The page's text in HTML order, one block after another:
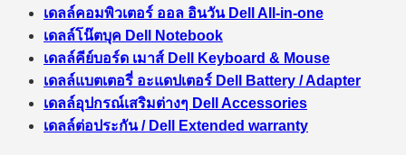
เดลล์คอมพิวเตอร์ ออล อินวัน Dell All-in-one
เดลล์โน๊ตบุค Dell Notebook
เดลล์คีย์บอร์ด เมาส์ Dell Keyboard & Mouse
เดลล์แบตเตอรี่ อะแดปเตอร์ Dell Battery / Adapter
เดลล์อุปกรณ์เสริมต่างๆ Dell Accessories
เดลล์ต่อประกัน / Dell Extended warranty